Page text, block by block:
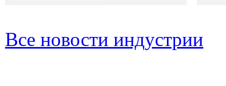
Все новости индустрии